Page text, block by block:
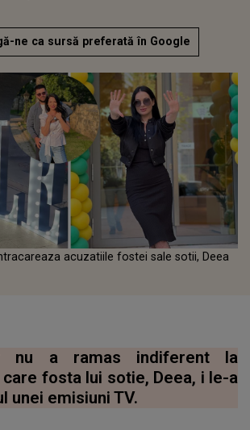
ne ca sursă preferată în Google
acuzatiile fostei sale sotii, Deea
nu a ramas indiferent la
fosta lui sotie, Deea, i le-a
unei emisiuni TV.